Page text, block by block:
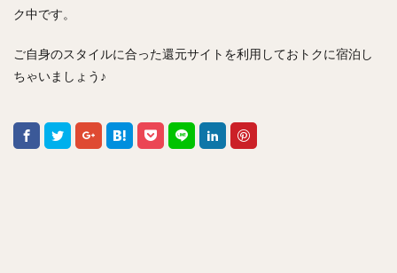
ク中です。
ご自身のスタイルに合った還元サイトを利用しておトクに宿泊し
ちゃいましょう♪